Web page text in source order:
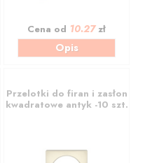
Cena od 10.27zł
Opis
Przelotki do firan i zasłon
kwadratowe antyk -10 szt.